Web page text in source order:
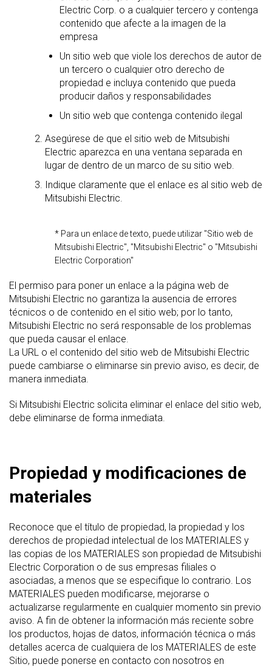
Electric Corp. o a cualquier tercero y contenga
contenido que afecte a la imagen de la
empresa
Un sitio web que viole los derechos de autor de
un tercero o cualquier otro derecho de
propiedad e incluya contenido que pueda
producir daños y responsabilidades
Un sitio web que contenga contenido ilegal
Asegúrese de que el sitio web de Mitsubishi
Electric aparezca en una ventana separada en
lugar de dentro de un marco de su sitio web.
Indique claramente que el enlace es al sitio web de
Mitsubishi Electric.
* Para un enlace de texto, puede utilizar "Sitio web de
Mitsubishi Electric", "Mitsubishi Electric" o "Mitsubishi
Electric Corporation"
El permiso para poner un enlace a la página web de
Mitsubishi Electric no garantiza la ausencia de errores
técnicos o de contenido en el sitio web; por lo tanto,
Mitsubishi Electric no será responsable de los problemas
que pueda causar el enlace.
La URL o el contenido del sitio web de Mitsubishi Electric
puede cambiarse o eliminarse sin previo aviso, es decir, de
manera inmediata.
Si Mitsubishi Electric solicita eliminar el enlace del sitio web,
debe eliminarse de forma inmediata.
Propiedad y modificaciones de
materiales
Reconoce que el título de propiedad, la propiedad y los
derechos de propiedad intelectual de los MATERIALES y
las copias de los MATERIALES son propiedad de Mitsubishi
Electric Corporation o de sus empresas filiales o
asociadas, a menos que se especifique lo contrario. Los
MATERIALES pueden modificarse, mejorarse o
actualizarse regularmente en cualquier momento sin previo
aviso. A fin de obtener la información más reciente sobre
los productos, hojas de datos, información técnica o más
detalles acerca de cualquiera de los MATERIALES de este
Sitio, puede ponerse en contacto con nosotros en